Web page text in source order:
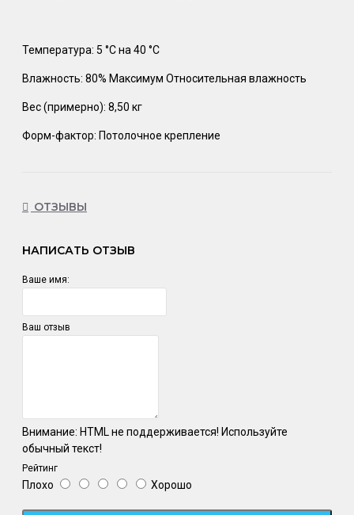
Температура: 5 °C на 40 °C
Влажность: 80% Максимум Относительная влажность
Вес (примерно): 8,50 кг
Форм-фактор: Потолочное крепление
ОТЗЫВЫ
НАПИСАТЬ ОТЗЫВ
Ваше имя:
Ваш отзыв
Внимание: HTML не поддерживается! Используйте
обычный текст!
Рейтинг
Плохо Хорошо